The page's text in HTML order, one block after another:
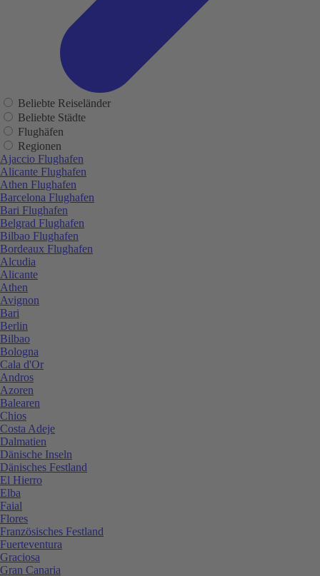
Beliebte Reiseländer
Beliebte Städte
Flughäfen
Regionen
Ajaccio Flughafen
Alicante Flughafen
Athen Flughafen
Barcelona Flughafen
Bari Flughafen
Belgrad Flughafen
Bilbao Flughafen
Bordeaux Flughafen
Alcudia
Alicante
Athen
Avignon
Bari
Berlin
Bilbao
Bologna
Cala d'Or
Andros
Azoren
Balearen
Chios
Costa Adeje
Dalmatien
Dänische Inseln
Dänisches Festland
El Hierro
Elba
Faial
Flores
Französisches Festland
Fuerteventura
Graciosa
Gran Canaria